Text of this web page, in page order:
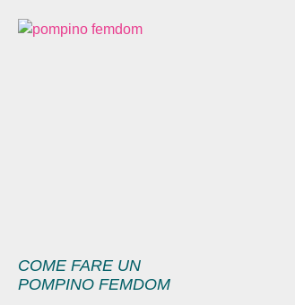
COME FARE UN
POMPINO FEMDOM